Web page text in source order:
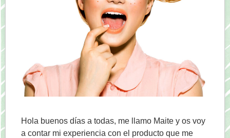
Hola buenos días a todas, me llamo Maite y os voy
a contar mi experiencia con el producto que me